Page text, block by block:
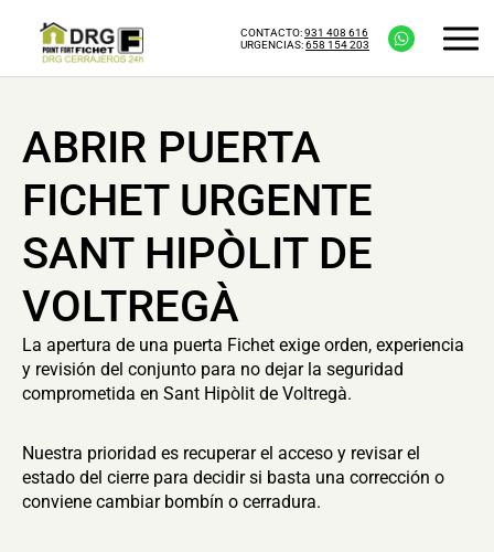
CONTACTO:931 408 616
URGENCIAS:658 154 203
ABRIR PUERTA
FICHET URGENTE
SANT HIPÒLIT DE
VOLTREGÀ
La apertura de una puerta Fichet exige orden, experiencia
y revisión del conjunto para no dejar la seguridad
comprometida en Sant Hipòlit de Voltregà.
Nuestra prioridad es recuperar el acceso y revisar el
estado del cierre para decidir si basta una corrección o
conviene cambiar bombín o cerradura.